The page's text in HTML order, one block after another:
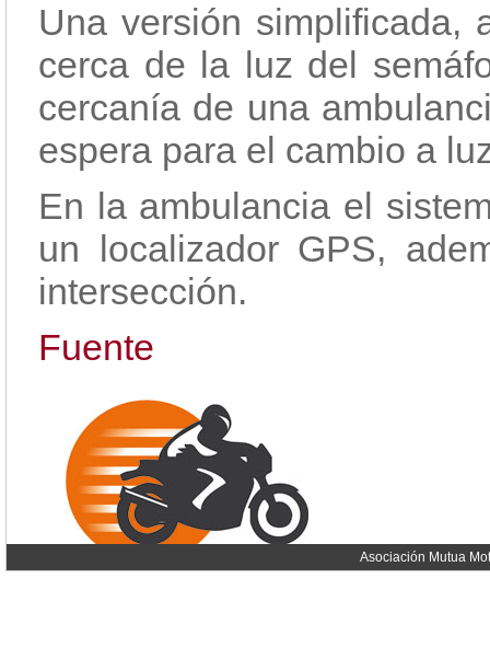
Una versión simplificada,
cerca de la luz del
cercanía de una
espera para el cambio a
En la ambulancia el
un localizador GPS,
intersección.
Fuente
Asociación Mutua